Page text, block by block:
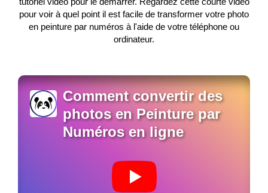
pour voir à quel point il est facile de transformer votre photo
en peinture par numéros à l'aide de votre téléphone ou
ordinateur.
Comment convertir des
photos en Peinture par
Numéros en ligne